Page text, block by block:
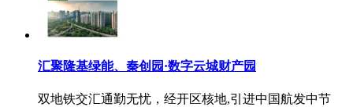
汇聚隆基绿能、秦创园·数字云城财产园
双地铁交汇通勤无忧，经开区核地,引进中国航发中节